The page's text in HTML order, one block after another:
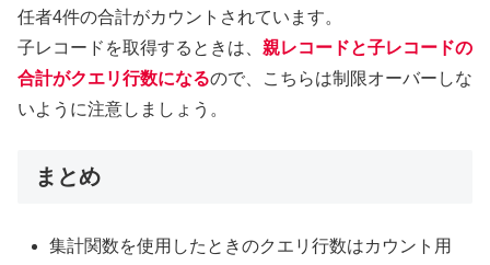
任者4件の合計がカウントされています。
子レコードを取得するときは、 親レコードと子レコードの
合計がクエリ行数になるので、こちらは制限オーバーしな
いように注意しましょう。
まとめ
集計関数を使用したときのクエリ行数はカウント用